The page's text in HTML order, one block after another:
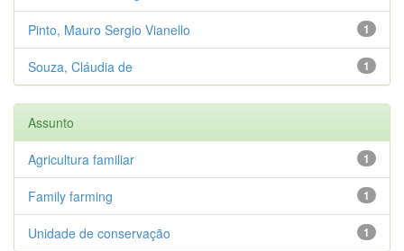
1
Pinto, Mauro Sergio Vianello
1
Souza, Cláudia de
Assunto
1
Agricultura familiar
1
Family farming
1
Unidade de conservação